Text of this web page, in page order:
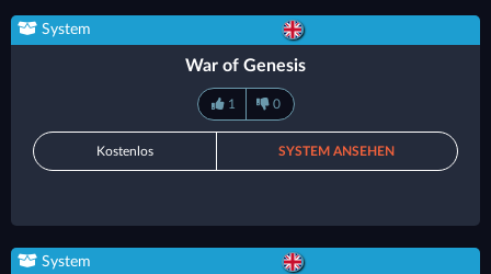
System
War of Genesis
1 0
Kostenlos SYSTEM ANSEHEN
System